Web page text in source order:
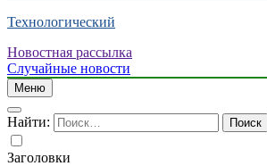
Технологический
Новостная рассылка
Случайные новости
Меню
Найти:
Заголовки